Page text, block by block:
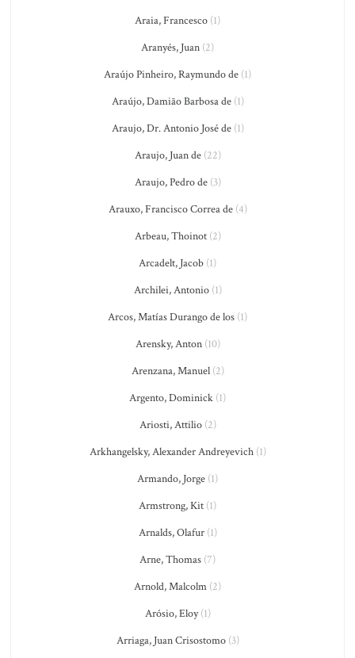
Araia, Francesco (1)
Aranyés, Juan (2)
Araújo Pinheiro, Raymundo de (1)
Araújo, Damião Barbosa de(1)
Araujo, Dr. Antonio José de(1)
Araujo, Juan de(22)
Araujo, Pedro de(3)
Arauxo, Francisco Correa de(4)
Arbeau, Thoinot(2)
Arcadelt, Jacob (1)
Archilei, Antonio(1)
Arcos, Matías Durango de los (1)
Arensky, Anton(10)
Arenzana, Manuel(2)
Argento, Dominick (1)
Ariosti, Attilio(2)
Arkhangelsky, Alexander Andreyevich(1)
Armando, Jorge (1)
Armstrong, Kit (1)
Arnalds, Olafur(1)
Arne, Thomas (7)
Arnold, Malcolm (2)
Arósio, Eloy(1)
Arriaga, Juan Crisostomo(3)